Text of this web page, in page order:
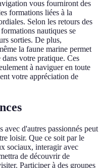
vous fourniront des
formations liées à la
Selon les retours des
nautiques se
sorties. De plus,
la faune marine permet
votre pratique. Ces
à naviguer en toute
votre appréciation de
avec d'autres passionnés peut
loisir. Que ce soit par le
sociaux, interagir avec
de découvrir de
Participer à des groupes